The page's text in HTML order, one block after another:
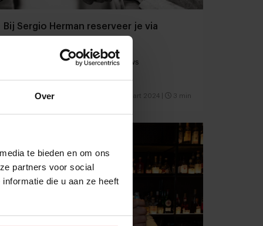
Over
te bieden en om ons
partners voor social
die u aan ze heeft
Bij Sergio Herman reserveer je via
Menu van de dag | kort culinair nieuws
7 maart 2024 3 min
Gastronomie